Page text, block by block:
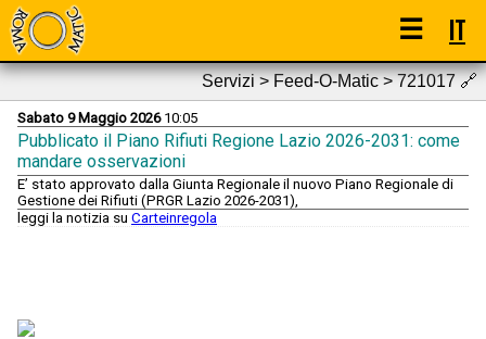
☰ IT
Servizi > Feed-O-Matic > 721017🔗
Sabato 9 Maggio 202610:05
Pubblicato il Piano Rifiuti Regione Lazio 2026-2031: come
mandare osservazioni
E’ stato approvato dalla Giunta Regionale il nuovo Piano Regionale di
Gestione dei Rifiuti (PRGR Lazio 2026-2031),
leggi la notizia su Carteinregola